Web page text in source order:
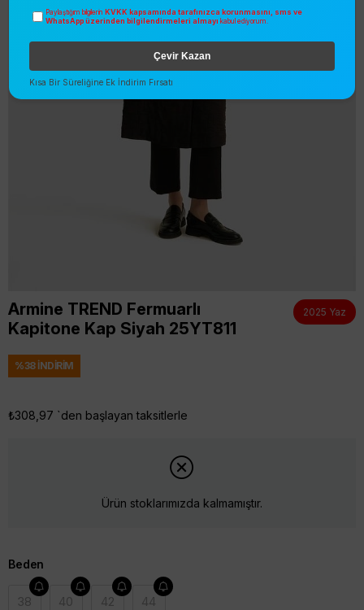
Armine TREND Fermuarlı
Kapitone Kap Siyah 25YT811
2025 Yaz
%38İNDIRIM
₺308,97 `den başlayan taksitlerle
Ürün stoklarımızda kalmamıştır.
Beden
38 40 42 44
Paylaştığım bilgilerin KVKK kapsamında tarafınızca korunmasını, sms ve
WhatsApp üzerinden bilgilendirmeleri almayı kabul ediyorum.
Çevir Kazan
Kısa Bir Süreliğine Ek İndirim Fırsatı